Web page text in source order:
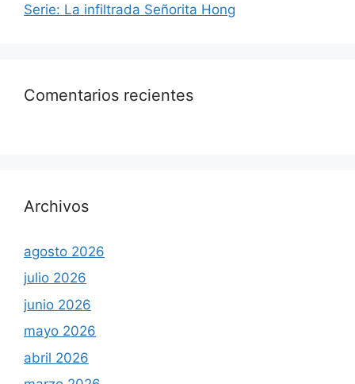
Serie: La infiltrada Señorita Hong
Comentarios recientes
Archivos
agosto 2026
julio 2026
junio 2026
mayo 2026
abril 2026